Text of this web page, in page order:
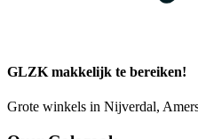
GLZK makkelijk te bereiken!
Grote winkels in Nijverdal,